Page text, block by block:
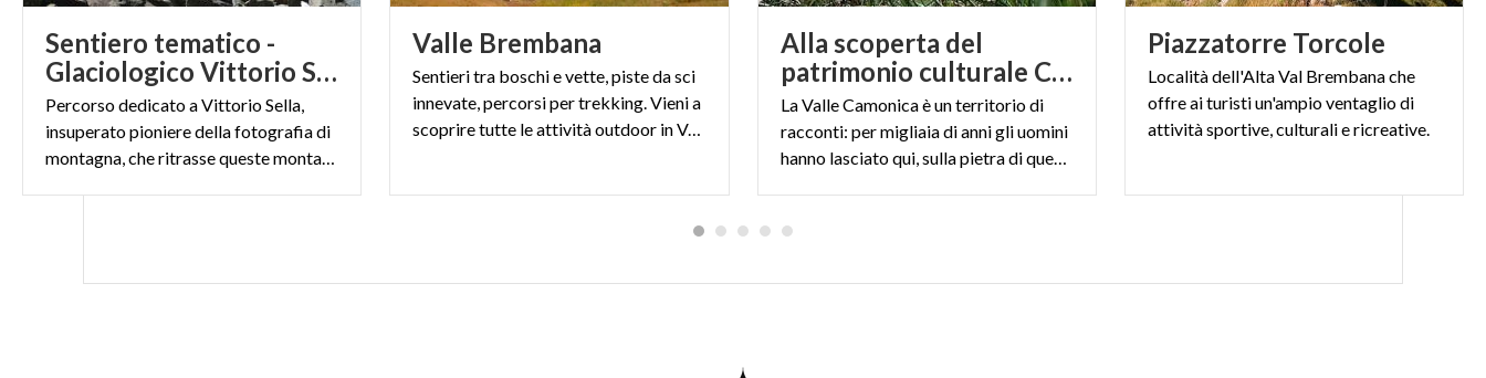
Sentiero tematico -
Glaciologico Vittorio Sella
Percorso dedicato a Vittorio Sella,
insuperato pioniere della fotografia di
montagna, che ritrasse queste montagne sin dalla fine dell' '800
Valle Brembana
Sentieri tra boschi e vette, piste da sci
innevate, percorsi per trekking. Vieni a
scoprire tutte le attività outdoor in Val Brembana.
Alla scoperta del
patrimonio culturale Camuno
La Valle Camonica è un territorio di
racconti: per migliaia di anni gli uomini
hanno lasciato qui, sulla pietra di queste montagne, il segno della loro presenza, di un passaggio, di un incontro.
Piazzatorre Torcole
Località dell'Alta Val Brembana che
offre ai turisti un'ampio ventaglio di
attività sportive, culturali e ricreative.